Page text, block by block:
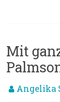
Mit
Angelika